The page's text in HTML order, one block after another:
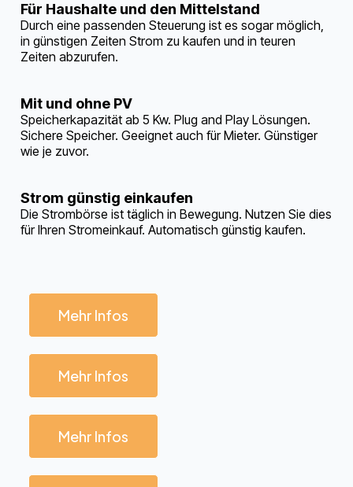
Für Haushalte und den Mittelstand
Durch eine passenden Steuerung ist es sogar möglich,
in günstigen Zeiten Strom zu kaufen und in teuren
Zeiten abzurufen.
Mit und ohne PV
Speicherkapazität ab 5 Kw. Plug and Play Lösungen.
Sichere Speicher. Geeignet auch für Mieter. Günstiger
wie je zuvor.
Strom günstig einkaufen
Die Strombörse ist täglich in Bewegung. Nutzen Sie dies
für Ihren Stromeinkauf. Automatisch günstig kaufen.
Mehr Infos
Mehr Infos
Mehr Infos